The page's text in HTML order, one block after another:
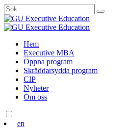
Sök
efter:
Skip
content
Hem
Executive MBA
Öppna program
Skräddarsydda program
CIP
Nyheter
Om oss
en